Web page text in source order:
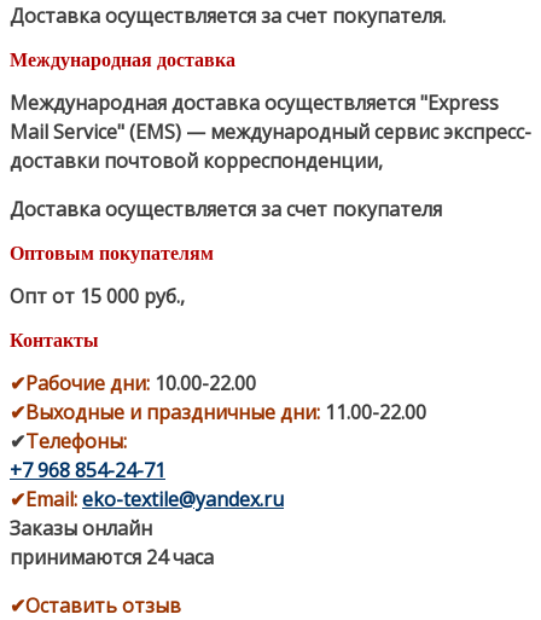
Доставка осуществляется за счет покупателя.
Международная доставка
Международная доставка осуществляется "Express
Mail Service" (EMS) — международный сервис экспресс-
доставки почтовой корреспонденции,
Доставка осуществляется за счет покупателя
Оптовым покупателям
Опт от 15 000 руб.,
Контакты
✔Рабочие дни: 10.00-22.00
✔Выходные и праздничные дни: 11.00-22.00
✔Телефоны:
+7 968 854-24-71
✔Email:eko-textile@yandex.ru
Заказы онлайн
принимаются 24 часа
✔Оставить отзыв